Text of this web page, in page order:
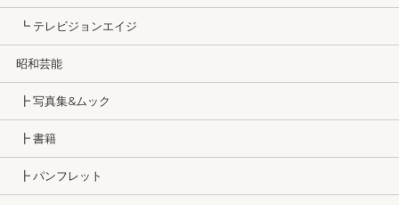
┗ テレビジョンエイジ
昭和芸能
┣ 写真集&ムック
┣ 書籍
┣ パンフレット